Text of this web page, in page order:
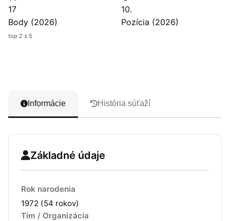
17
Body (2026)
top 2 z 5
10.
Pozícia (2026)
Informácie História súťaží
Základné údaje
Rok narodenia
1972 (54 rokov)
Tím / Organizácia